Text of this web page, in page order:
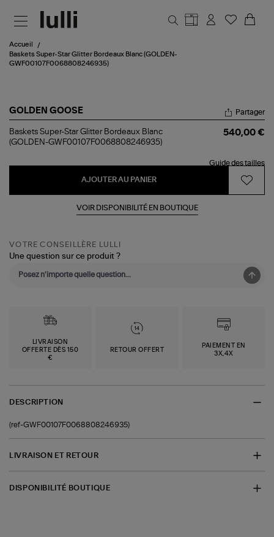
Accueil
Baskets Super-Star Glitter Bordeaux Blanc (GOLDEN-
GWF00107F0068808246935)
GOLDEN GOOSE
Baskets
Super-
Partager
Baskets Super-Star Glitter Bordeaux Blanc
(GOLDEN-GWF00107F0068808246935)
540,00 €
Guide des tailles
AJOUTER AU PANIER
VOIR DISPONIBILITÉ EN BOUTIQUE
VOTRE CONSEILLÈRE LULLI
Une question sur ce produit ?
LIVRAISON
OFFERTE DÈS 150
€
RETOUR OFFERT
PAIEMENT EN
3X,4X
DESCRIPTION
(ref-GWF00107F0068808246935)
LIVRAISON ET RETOUR
DISPONIBILITÉ BOUTIQUE